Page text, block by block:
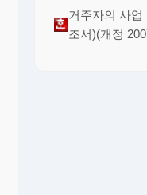
거주자의 사업
조서)(개정